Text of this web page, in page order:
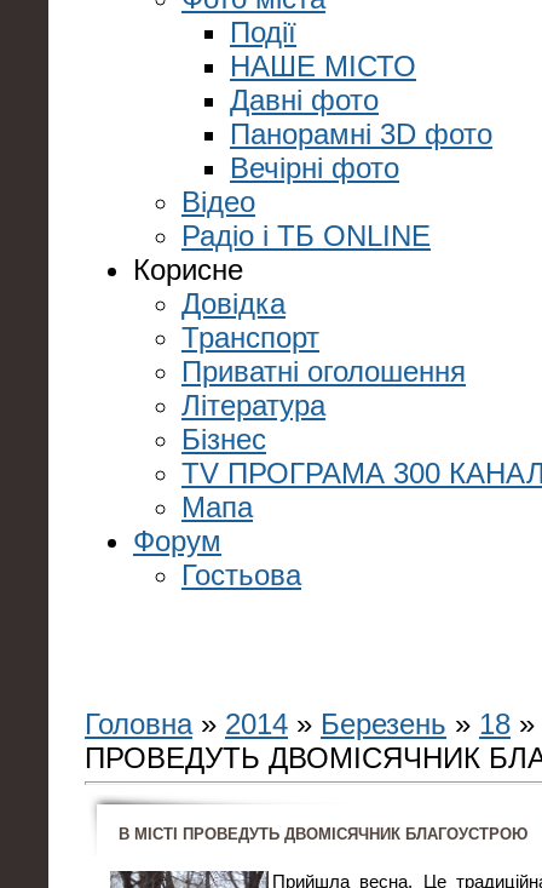
Події
НАШЕ МІСТО
Давні фото
Панорамні 3D фото
Вечірні фото
Відео
Радіо і ТБ ONLINE
Корисне
Довідка
Транспорт
Приватні оголошення
Література
Бізнес
TV ПРОГРАМА 300
Мапа
Форум
Гостьова
Головна» 2014 » Березень » 18
ПРОВЕДУТЬ ДВОМІСЯЧНИК
В МІСТІ ПРОВЕДУТЬ ДВОМІСЯЧНИК БЛАГОУСТРОЮ
Прийшла весна. Це